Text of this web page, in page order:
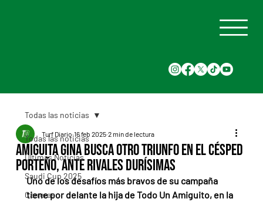
Todas las noticias
Últimas Noticias
Saudi Cup 2025
Carreras
Todas las noticias
Amiguita Gina busca otro triunfo en el césped
porteño, ante rivales durísimas
Turf Diario 16 feb 2025 2 min de lectura
Uno de los desafíos más bravos de su campaña
tiene por delante la hija de Todo Un Amiguito, en la